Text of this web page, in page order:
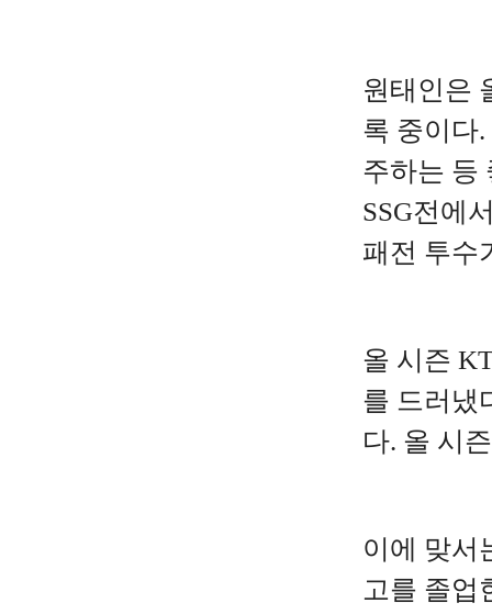
원태인은
록 중이다
주하는 등
SSG전에
패전 투수
올 시즌
를 드러냈
다. 올 시
이에 맞서
고를 졸업